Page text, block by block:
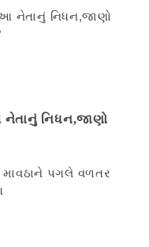
નિધન,જાણો